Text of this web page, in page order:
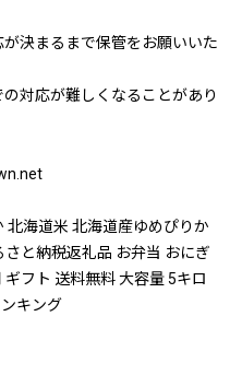
決まるまで保管をお願いいた
対応が難しくなることがあり
北海道米 北海道産ゆめぴりか
と納税返礼品 お弁当 おにぎ
フト 送料無料 大容量 5キロ
キング